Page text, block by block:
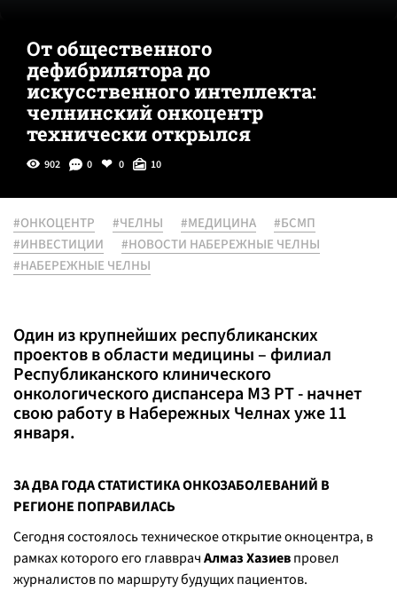
От общественного
дефибрилятора до
искусственного интеллекта:
челнинский онкоцентр
технически открылся
902 0 0 10
#ОНКОЦЕНТР #ЧЕЛНЫ #МЕДИЦИНА
#БСМП
#ИНВЕСТИЦИИ
#НОВОСТИ НАБЕРЕЖНЫЕ ЧЕЛНЫ
#НАБЕРЕЖНЫЕ ЧЕЛНЫ
Один из крупнейших республиканских
проектов в области медицины – филиал
Республиканского клинического
онкологического диспансера МЗ РТ - начнет
свою работу в Набережных Челнах уже 11
января.
ЗА ДВА ГОДА СТАТИСТИКА ОНКОЗАБОЛЕВАНИЙ В
РЕГИОНЕ ПОПРАВИЛАСЬ
Сегодня состоялось техническое открытие окноцентра, в
рамках которого его главврачАлмаз Хазиевпровел
журналистов по маршруту будущих пациентов.